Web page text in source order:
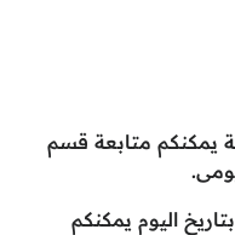
يمكنكم متابعة قسم
اليوم يمكنكم